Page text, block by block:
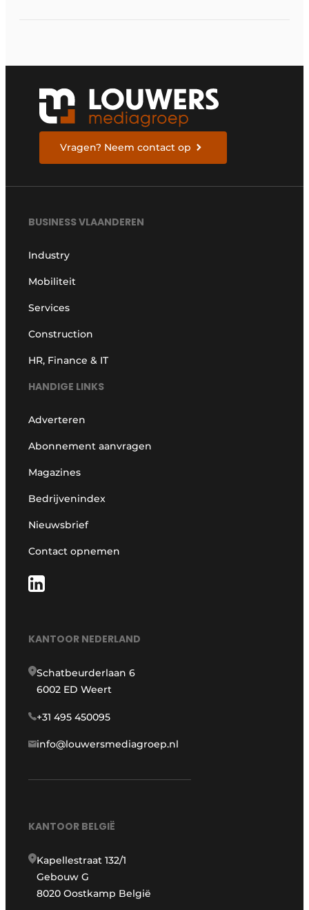
Vragen? Neem contact op
BUSINESS VLAANDEREN
Industry
Mobiliteit
Services
Construction
HR, Finance & IT
HANDIGE LINKS
Adverteren
Abonnement aanvragen
Magazines
Bedrijvenindex
Nieuwsbrief
Contact opnemen
KANTOOR NEDERLAND
Schatbeurderlaan 6
6002 ED Weert
+31 495 450095
info@louwersmediagroep.nl
KANTOOR BELGIË
Kapellestraat 132/1
Gebouw G
8020 Oostkamp België